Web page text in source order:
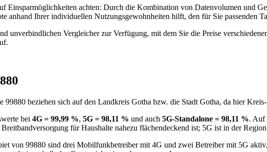
Einsparmöglichkeiten achten: Durch die Kombination von Datenvolumen und
anhand Ihrer individuellen Nutzungsgewohnheiten hilft, den für Sie passenden
unverbindlichen Vergleicher zur Verfügung, mit dem Sie die Preise
beziehen sich auf den Landkreis Gotha bzw. die Stadt Gotha, da hier
bei 4G = 99,99 %, 5G = 98,11 % und auch 5G‑Standalone = 98,11 %. Auf
für Haushalte nahezu flächendeckend ist; 5G ist in der
von 99880 sind drei Mobilfunkbetreiber mit 4G und zwei Betreiber mit 5G